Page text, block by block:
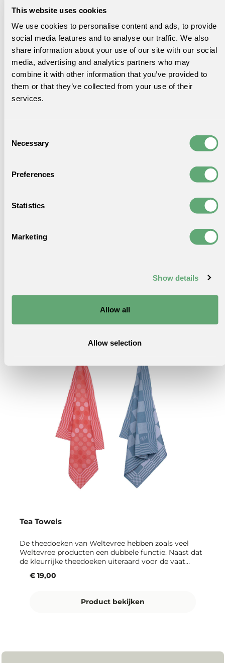
This website uses cookies
We use cookies to personalise content and ads, to provide
social media features and to analyse our traffic. We also
share information about your use of our site with our social
media, advertising and analytics partners who may
combine it with other information that you’ve provided to
them or that they’ve collected from your use of their
services.
Selection
Necessary
Preferences
Statistics
Marketing
Show details
Allow all
Allow selection
Heb je nog geen Tea Towel thuis? Om toch de spelletjes
twee en zijn verkrijgbaar in staalblauw en oranje-rood
Tea Towels
De theedoeken van Weltevree hebben zoals veel
Weltevree producten een dubbele functie. Naast dat
de kleurrijke theedoeken uiteraard voor de vaat
speelbord voor Ludo of Checkers. Ontwerp je eigen
spelletje. De vieze vaat kan wachten tot na de
wedstrijd, want wie verliest moet afwassen en
worden geproduceerd in Portugal en zijn gemaakt
€ 19,00
Product bekijken